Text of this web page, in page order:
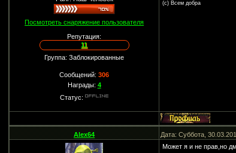
Посмотреть снаряжение пользователя
Репутация:
11
Группа: Заблокированные
Сообщений:306
Награды: 4
Статус:
(c) Всем добра
Alex64 Дата: Суббота,
Может я и не прав,но